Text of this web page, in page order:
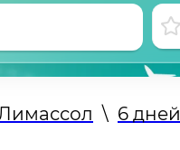
\ 6 дней